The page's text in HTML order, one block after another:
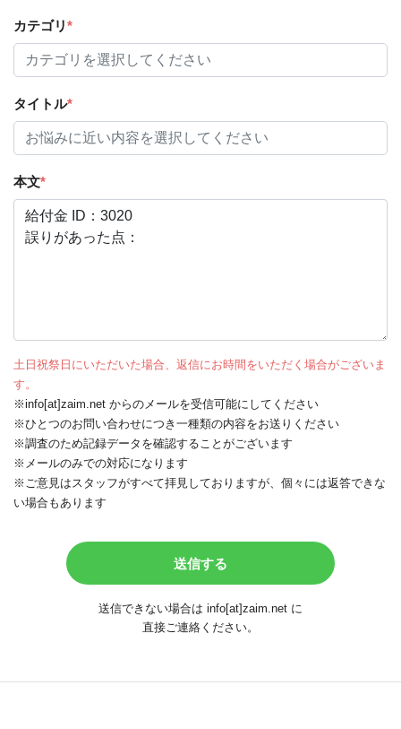
カテゴリ*
タイトル*
本文*
土日祝祭日にいただいた場合、返信にお時間をいただく場合がございま
す。
※info[at]zaim.net からのメールを受信可能にしてください
※ひとつのお問い合わせにつき一種類の内容をお送りください
※調査のため記録データを確認することがございます
※メールのみでの対応になります
※ご意見はスタッフがすべて拝見しておりますが、個々には返答できな
い場合もあります
送信できない場合は info[at]zaim.net に
直接ご連絡ください。